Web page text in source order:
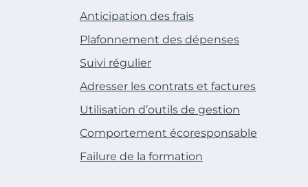
Anticipation des frais
Plafonnement des dépenses
Suivi régulier
Adresser les contrats et factures
Utilisation d’outils de gestion
Comportement écoresponsable
Failure de la formation